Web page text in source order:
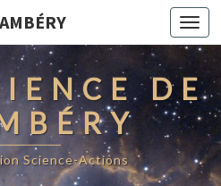
DE
Science-Actions